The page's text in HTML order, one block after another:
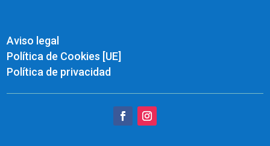
Aviso legal
Política de Cookies [UE]
Política de privacidad